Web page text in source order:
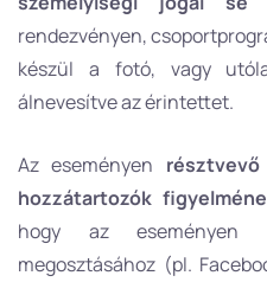
rendezvényen,
készül a fotó, vagy
álnevesítve az érintettet.
Az eseményen
hozzátartozók
hogy az eseményen
megosztásához (pl.